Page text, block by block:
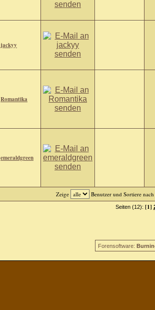
jackyy
Romantika
emeraldgreen
Zeige Benutzer und Sortiere nach
Seiten (12): [1]
Forensoftware: